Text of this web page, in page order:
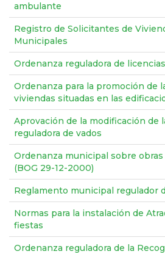
ambulante
Registro de Solicitantes de
Municipales
Ordenanza reguladora de
Ordenanza para la promoción de
viviendas situadas en las
Aprovación de la modificación de
reguladora de vados
Ordenanza municipal sobre
(BOG 29-12-2000)
Reglamento municipal regulador
Normas para la instalación de
fiestas
Ordenanza reguladora de la